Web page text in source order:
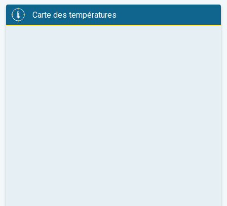
Carte des températures